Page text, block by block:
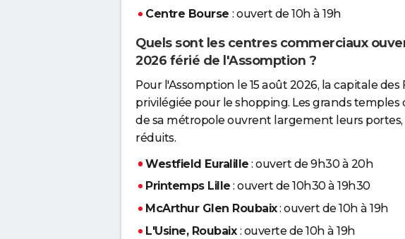
Centre Bourse: ouvert de 10h à 19h
Quels sont les centres commerciaux
2026 férié de l'Assomption ?
Pour l'Assomption le 15 août 2026, la capitale
privilégiée pour le shopping. Les grands
de sa métropole ouvrent largement leurs portes,
réduits.
Westfield Euralille : ouvert de 9h30 à 20h
Printemps Lille : ouvert de 10h30 à 19h30
McArthur Glen Roubaix: ouvert de 10h à 19h
L'Usine, Roubaix : ouverte de 10h à 19h